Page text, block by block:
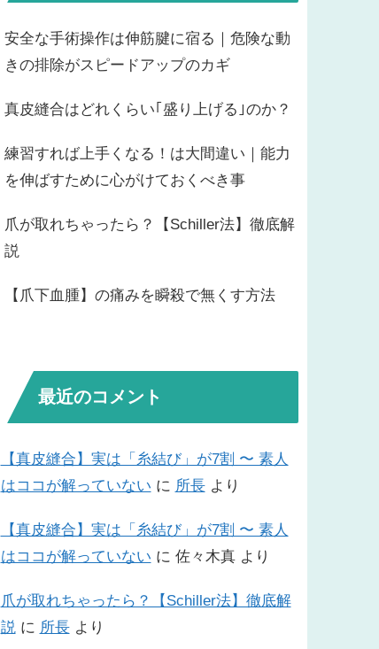
安全な手術操作は伸筋腱に宿る｜危険な動
きの排除がスピードアップのカギ
真皮縫合はどれくらい｢盛り上げる｣のか？
練習すれば上手くなる！は大間違い｜能力
を伸ばすために心がけておくべき事
爪が取れちゃったら？【Schiller法】徹底解
説
【爪下血腫】の痛みを瞬殺で無くす方法
最近のコメント
【真皮縫合】実は「糸結び」が7割 〜 素人
はココが解っていない に 所長より
【真皮縫合】実は「糸結び」が7割 〜 素人
はココが解っていない に 佐々木真より
爪が取れちゃったら？【Schiller法】徹底解
説に 所長より